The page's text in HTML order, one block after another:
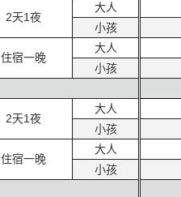
2天1夜
大人
小孩
住宿一晚
大人
小孩
2天1夜
大人
小孩
住宿一晚
大人
小孩